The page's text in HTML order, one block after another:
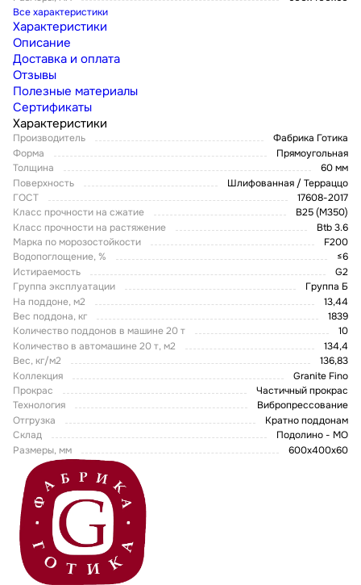
Все характеристики
Характеристики
Описание
Доставка и оплата
Отзывы
Полезные материалы
Сертификаты
Характеристики
Производитель
Фабрика Готика
Форма
Прямоугольная
Толщина
60 мм
Поверхность
Шлифованная / Терраццо
ГОСТ
17608-2017
Класс прочности на сжатие
В25 (М350)
Класс прочности на растяжение
Btb 3.6
Марка по морозостойкости
F200
Водопоглощение, %
≤6
Истираемость
G2
Группа эксплуатации
Группа Б
На поддоне, м2
13,44
Вес поддона, кг
1839
Количество поддонов в машине 20 т
10
Количество в автомашине 20 т, м2
134,4
Вес, кг/м2
136,83
Коллекция
Granite Fino
Прокрас
Частичный прокрас
Технология
Вибропрессование
Отгрузка
Кратно поддонам
Склад
Подолино - МО
Размеры, мм
600x400x60